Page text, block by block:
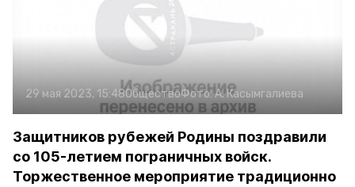
29 мая 2023, 15:48ОбществоФото:А. Касымгалиева
Защитников рубежей Родины поздравили
со 105-летием пограничных войск.
Торжественное мероприятие традиционно